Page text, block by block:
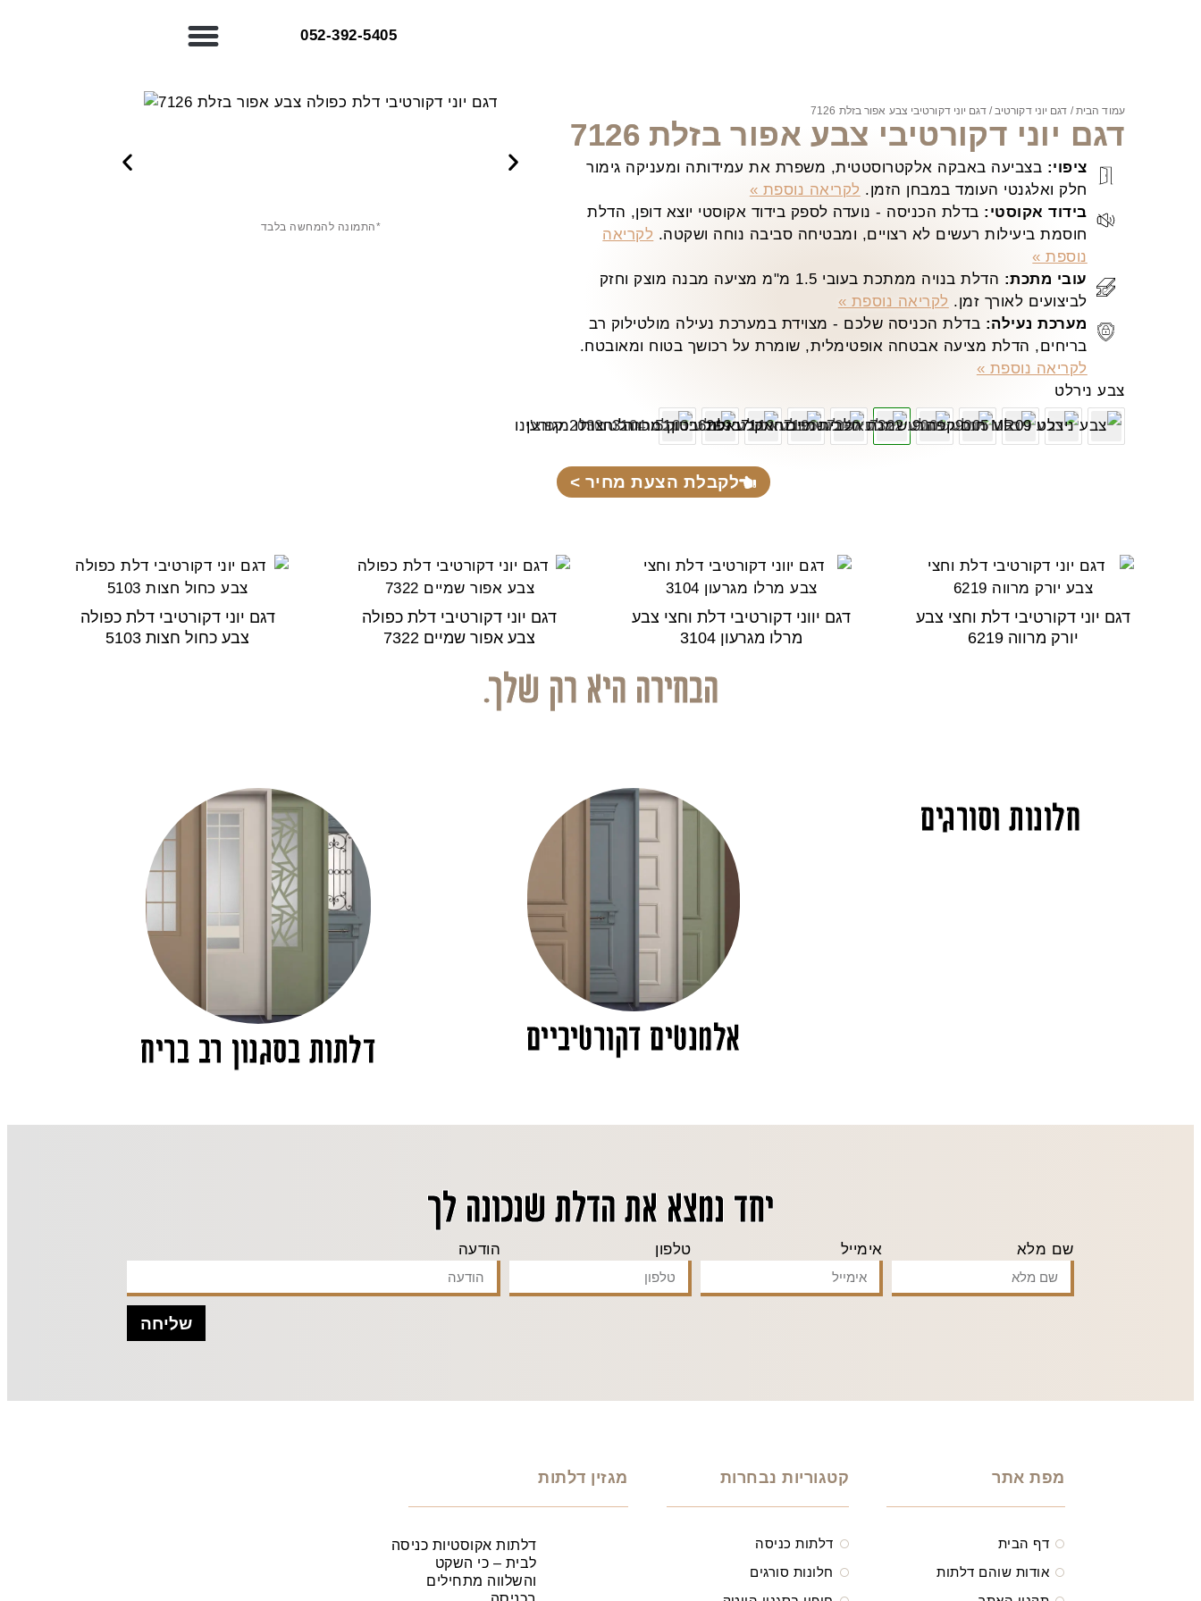
052-392-5405⁩
עמוד הבית/ דגם יוני דקורטיב/ דגם יוני דקורטיבי צבע אפור בזלת 7126
דגם יוני דקורטיבי צבע אפור בזלת 7126
ציפוי: בצביעה באבקה אלקטרוסטטית, משפרת את עמידותה ומעניקה גימור
חלק ואלגנטי העומד במבחן הזמן. לקריאה נוספת »
בידוד אקוסטי: בדלת הכניסה - נועדה לספק בידוד אקוסטי יוצא דופן, הדלת
חוסמת ביעילות רעשים לא רצויים, ומבטיחה סביבה נוחה ושקטה. לקריאה
נוספת »
עובי מתכת:
הדלת בנויה ממתכת בעובי 1.5 מ"מ מציעה מבנה מוצק וחזק
לביצועים לאורך זמן. לקריאה נוספת »
מערכת נעילה: בדלת הכניסה שלכם - מצוידת במערכת נעילה מולטילוק רב
בריחים, הדלת מציעה אבטחה אופטימלית, שומרת על רכושך בטוח ומאובטח.
לקריאה נוספת »
צבע נירלט
לקבלת הצעת מחיר >
*התמונה להמחשה בלבד
דגם יוני דקורטיבי דלת וחצי צבע
יורק מרווה 6219
דגם יווני דקורטיבי דלת וחצי צבע
מרלו מגרעון 3104
דגם יוני דקורטיבי דלת כפולה
צבע אפור שמיים 7322
דגם יוני דקורטיבי דלת כפולה
צבע כחול חצות 5103
הבחירה היא רק שלך.
חלונות וסורגים
אלמנטים דקורטיביים דלתות בסגנון רב בריח
יחד נמצא את הדלת שנכונה לך
שם מלא אימייל טלפון הודעה
שליחה
מפת אתר
דף הבית
אודות שוהם דלתות
קטגוריות נבחרות
דלתות כניסה
חלונות סורגים
מגזין דלתות
דלתות אקוסטיות כניסה
לבית – כי השקט
והשלווה מתחילים